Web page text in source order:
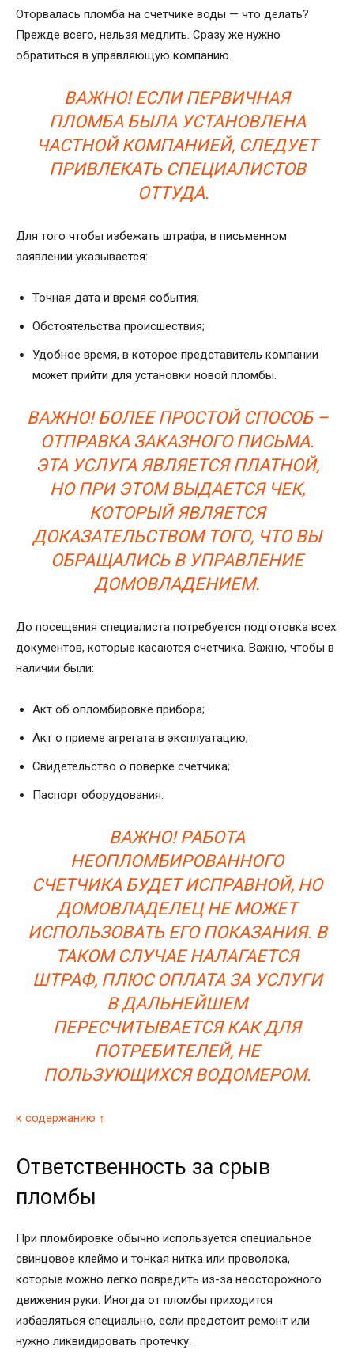
Оторвалась пломба на счетчике воды — что делать?
Прежде всего, нельзя медлить. Сразу же нужно
обратиться в управляющую компанию.
ВАЖНО! ЕСЛИ ПЕРВИЧНАЯ
ПЛОМБА БЫЛА УСТАНОВЛЕНА
ЧАСТНОЙ КОМПАНИЕЙ, СЛЕДУЕТ
ПРИВЛЕКАТЬ СПЕЦИАЛИСТОВ
ОТТУДА.
Для того чтобы избежать штрафа, в письменном
заявлении указывается:
Точная дата и время события;
Обстоятельства происшествия;
Удобное время, в которое представитель компании
может прийти для установки новой пломбы.
ВАЖНО! БОЛЕЕ ПРОСТОЙ СПОСОБ –
ОТПРАВКА ЗАКАЗНОГО ПИСЬМА.
ЭТА УСЛУГА ЯВЛЯЕТСЯ ПЛАТНОЙ,
НО ПРИ ЭТОМ ВЫДАЕТСЯ ЧЕК,
КОТОРЫЙ ЯВЛЯЕТСЯ
ДОКАЗАТЕЛЬСТВОМ ТОГО, ЧТО ВЫ
ОБРАЩАЛИСЬ В УПРАВЛЕНИЕ
ДОМОВЛАДЕНИЕМ.
До посещения специалиста потребуется подготовка всех
документов, которые касаются счетчика. Важно, чтобы в
наличии были:
Акт об опломбировке прибора;
Акт о приеме агрегата в эксплуатацию;
Свидетельство о поверке счетчика;
Паспорт оборудования.
ВАЖНО! РАБОТА
НЕОПЛОМБИРОВАННОГО
СЧЕТЧИКА БУДЕТ ИСПРАВНОЙ, НО
ДОМОВЛАДЕЛЕЦ НЕ МОЖЕТ
ИСПОЛЬЗОВАТЬ ЕГО ПОКАЗАНИЯ. В
ТАКОМ СЛУЧАЕ НАЛАГАЕТСЯ
ШТРАФ, ПЛЮС ОПЛАТА ЗА УСЛУГИ
В ДАЛЬНЕЙШЕМ
ПЕРЕСЧИТЫВАЕТСЯ КАК ДЛЯ
ПОТРЕБИТЕЛЕЙ, НЕ
ПОЛЬЗУЮЩИХСЯ ВОДОМЕРОМ.
к содержанию ↑
Ответственность за срыв
пломбы
При пломбировке обычно используется специальное
свинцовое клеймо и тонкая нитка или проволока,
которые можно легко повредить из-за неосторожного
движения руки. Иногда от пломбы приходится
избавляться специально, если предстоит ремонт или
нужно ликвидировать протечку.